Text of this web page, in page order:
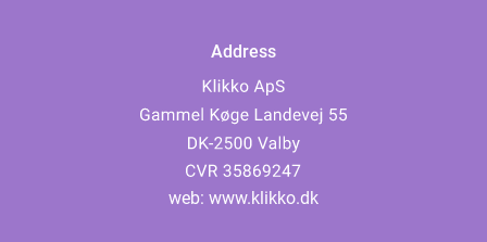
Address
web: www.klikko.dk